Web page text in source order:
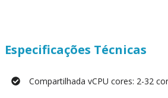
Especificações Técnicas
Compartilhada vCPU cores: 2-32